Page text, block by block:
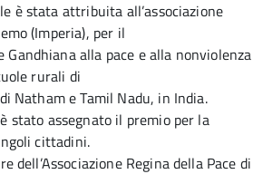
è stata attribuita all’associazione
(Imperia), per il
Gandhiana alla pace e alla nonviolenza
rurali di
Natham e Tamil Nadu, in India.
stato assegnato il premio per la
cittadini.
dell’Associazione Regina della Pace di